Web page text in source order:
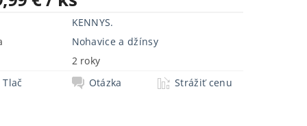
KENNYS.
Nohavice a džínsy
2 roky
Tlač
Otázka Strážiť cenu